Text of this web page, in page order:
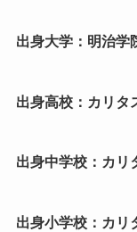
出身大学：明治学
出身高校：カリ
出身中学校：カリ
出身小学校：カリ